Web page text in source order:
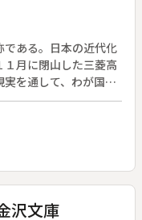
ある。日本の近代化
月に閉山した三菱高
を通して、わが国の
と炭鉱労働者が置か
筑豊で相次いだ閉山
働いた近藤さんもそ
金はあまりにも少な
場に就職する。永峰
く故郷に戻り肉牛の
沢文庫